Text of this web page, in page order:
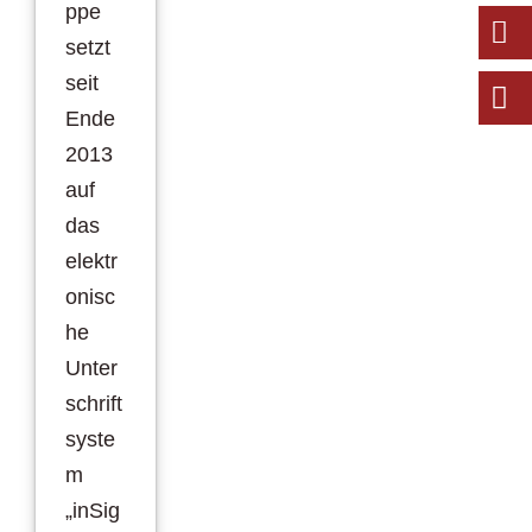
ppe
setzt
seit
Ende
2013
auf
das
elektr
onisc
he
Unter
schrift
syste
m
„inSig